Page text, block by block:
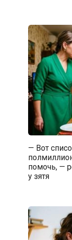
— Вот
помочь, —
у зятя